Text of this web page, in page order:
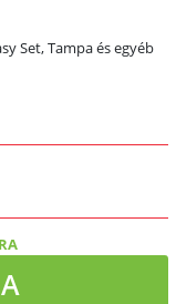
Set, Tampa és egyéb